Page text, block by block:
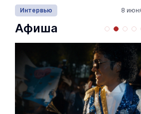
Интервью 8
Афиша